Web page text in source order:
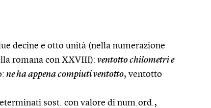
decine e otto unità (nella numerazione
romana con XXVIII): ventotto chilometri e
ne ha appena compiuti ventotto, ventotto
sost. con valore di num.ord.,